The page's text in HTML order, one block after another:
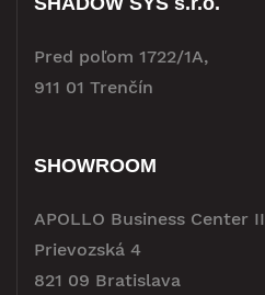
Pred poľom 1722/1A,
911 01 Trenčín
SHOWROOM
APOLLO Business Center II
Prievozská 4
821 09 Bratislava